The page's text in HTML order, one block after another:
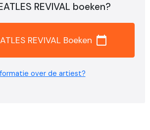
REVIVAL boeken?
REVIVAL Boeken calendar_today
over de artiest?